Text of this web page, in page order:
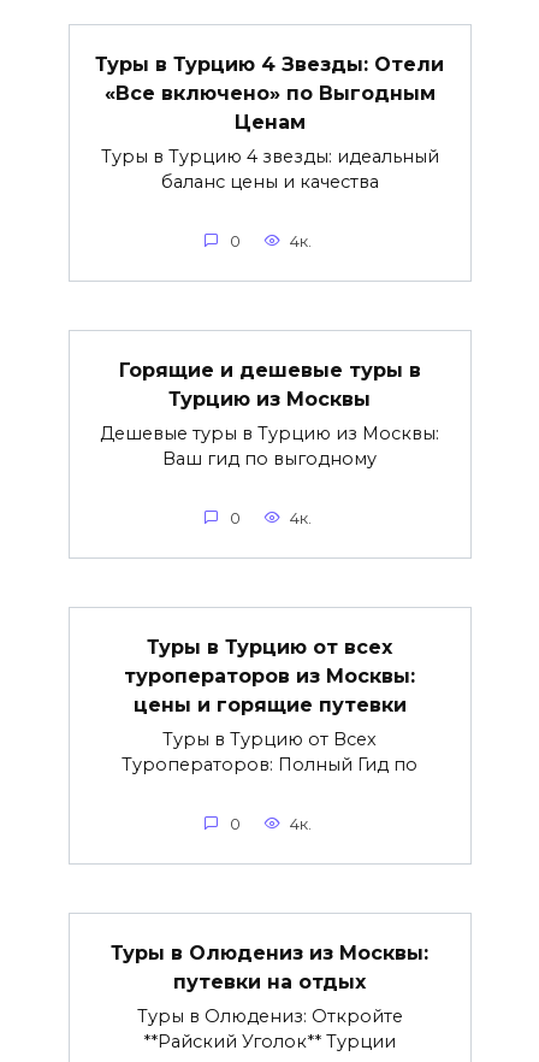
Туры в Турцию 4 Звезды: Отели
«Все включено» по Выгодным
Ценам
Туры в Турцию 4 звезды: идеальный
баланс цены и качества
0 4к.
Горящие и дешевые туры в
Турцию из Москвы
Дешевые туры в Турцию из Москвы:
Ваш гид по выгодному
0 4к.
Туры в Турцию от всех
туроператоров из Москвы:
цены и горящие путевки
Туры в Турцию от Всех
Туроператоров: Полный Гид по
0 4к.
Туры в Олюдениз из Москвы:
путевки на отдых
Туры в Олюдениз: Откройте
**Райский Уголок** Турции